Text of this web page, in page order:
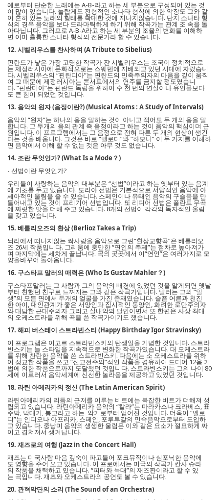
예로부터 단순한 노래에는 A-B-라고 하는 세 부분으로 구성되어 있는 것
이 많이 있습니다. 놀랍게도 전형적인 소나타 형식에 의한 악장도 그와 같
이 흔히 있는 노래의 형태를 확대한 것에 지나지않습니다. 단지 소나타 형
식의 경우 음악을 보다 드라마틱하게 하기 위해 작곡가는 관계 조 속을 돌
아다닙니다. 그러므로 A-B-A라고 하는 세 부분의 조율의 변화를 이해하
면 이미 휼륭한 소나타 형식의 전문가라 할 수 있습니다.
12. 시벨리우스를 찬사하며 (A Tribute to Sibelius)
핀란드가 낳은 가장 고명한 작곡가 쟌 시벨리우스는 조국이 정치적으로
는 제정러시아에 문화적으로는 스웨덴에 지배되고 있던 시대에 자랐습니
다. 시벨리우스의 “핀란디아”는 핀란드의 민족주의자의 마음을 깊이 움직
여 그 때문에 제정러시아는 콘서트에서의 연주를 금지할 정도였습니
다. “핀란디아”는 핀란드 독립을 위하여 수 천 번의 연설이나 유인물보다
도 큰 힘이 되었던 것입니다.
13. 음악의 원자 (음정이란?) (Musical Atoms : A Study of Intervals)
음악의 “원자”는 하나의 음을 말하는 것이 아니고 적어도 두 개의 음을 말
합니다. 그 두개의 음의 관계 즉 음정이라고 하는 것이 음악의 핵심이며 근
원입니다. 이 프로그램에서는 그 음정으로 전혀 다른 두 개의 현상이 생긴
다는 것을 배웁니다. 그것은 바로 “멜로디”와 “하모니” 이 두 가지를 이해하
면 음악에서 이해 할 수 없는 것은 아무 것도 없습니다.
14. 조란 무엇인가? (What Is a Mode？)
- 선법이란 무엇인가?
우리들이 사랑하는 음악의 대부분은 “선법”이라고 하는 옛부터 있는 음계
에 기초를 두고 있습니다. 도리아 선법은 기본적으로 서양적인 음악에 아
세아적인 울림을 줄 수 있습니다. 스페인이나 유태인 음악의 구슬픔을 만
들어내고 있는 것이 프리기어 선법입니다. 또 리디어 선법은 폴란드 무곡
에 짜릿한 맛을 더해 주고 있습니다. 8개의 선법이 각각의 독자적인 울림
을 갖고 있습니다.
15. 베를리오즈의 환상 (Berlioz Takes a Trip)
뇌리에서 떠나지않는 짝사랑을 음악으로 그린“환상교향곡”은 베를리오
즈 26세 작품입니다. 그리움에 충만한 “연인의 주제”는 점차로 높아져가
며 마지막에는 세차게 끝납니다. 곡의 곳곳에서 이“연인”은 여러가지로 모
양을바꾸어 돌아옵니다.
16. 구스타프 말러의 매력은 (Who Is Gustav Mahler？)
구스타프말러는 그 사람과 그의 음악의 배경에 있었던 것을 알게되면 옛날
부터 친했던 친구로 느껴지는 그와 같은 작곡가입니다. 말러는 그의 “일
생”의 모든 면에서 두개의 얼굴을 가진 존재였습니다. 슬픈 어른과 천진
한 아이, 대인관계가 좋은 서양인과 집시적인 동양인, 화려한 로만주의자
와 대담한 근대주의자 그리고 실내악의 달인이면서 또 한편은 사상 최대
의 오케스트라를 위해 곡을 쓴 작곡가이기도 했습니다.
17. 해피 버스테이 스트라빈스티 (Happy Birthday Igor Stravinsky)
이 프로그램은 이고르 스트라빈스키의 탄생일을 기념한 것입니다. 스트라
빈스키는 늘 스타일을 지속적으로 변화한 작곡가였습니다. 대 오케스트라
를 위해 찬란한 음악을 쓴 스트라빈스키. 다음에는 소 오케스트라를 위하
여 정교한 작품을 쓰고 “신고전주의”적인 작품을 경유하여 드디어 12음 기
법에 의한 작품으로까지 도달했던 것입니다. 스트라빈스키는 그의 나이 80
세에 이르러서 음악세계에 신선한 놀라움을 제공하고 있었던 것입니다.
18. 라틴 아메리카의 정신 (The Latin American Spirit)
라틴아메리카의 리듬의 근저를 이루는 비트에는 복잡한 비트가 더해져 성
립되고 있습니다. 라틴아메리카 음악의 “칼라”는 마라카스나 크라베스, 표
주박, 막대기, 봉고라고 하는 악기로부터 얻어진 것입니다. 더욱이 “멜로
디”는 인디오나 아프리카, 스페인, 포루투갈의 민속음악으로부터 도입하
고 있습니다. 중남미 음악의 생생한 울림은 이와 같은 요소가 절묘하게 짜
이고 겹쳐져서 생겨납니다.
19. 재즈로의 여행 (Jazz in the Concert Hall)
재즈는 미국사람 마음 깊숙이 파고들어 포크뮤직이나 심포닉한 음악에
도 영향을 주어 오고 있습니다. 이 프로에서는 미국의 작곡가 칸사 슈라
의 작품을 채택하고 있습니다. “피터와 늑대”의 재즈판이라고 할 수 있
는 곡입니다. 재즈와 오케스트라의 공연도 볼 수 있습니다.
20. 관혁악단의 소리 (The Sound of an Orchestra)